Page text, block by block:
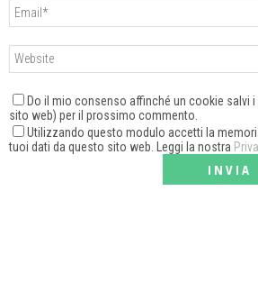
Do il mio consenso affinché un cookie salvi
sito web) per il prossimo commento.
Utilizzando questo modulo accetti la
tuoi dati da questo sito web. Leggi la nostra